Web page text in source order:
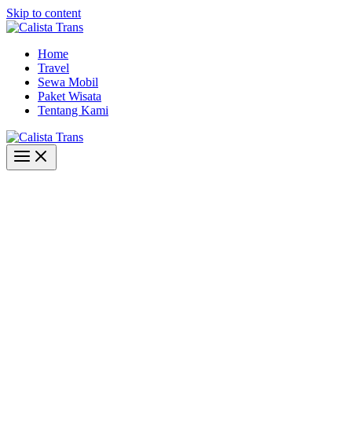
Skip to content
Home
Travel
Sewa Mobil
Paket Wisata
Tentang Kami